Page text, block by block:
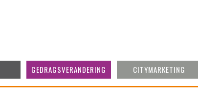
GEDRAGSVERANDERING CITYMARKETING